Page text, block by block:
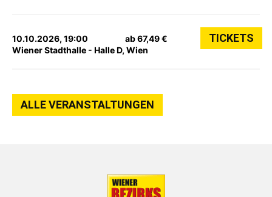
10.10.2026, 19:00
Wiener Stadthalle - Halle D, Wien
ab 67,49 € TICKETS
ALLE VERANSTALTUNGEN